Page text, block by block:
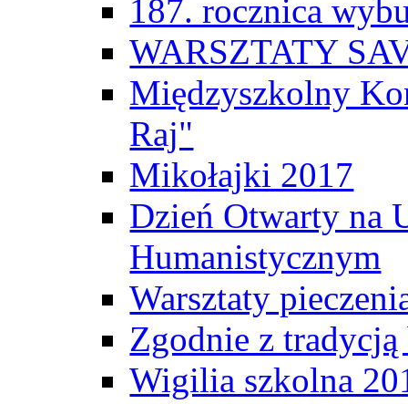
187. rocznica
WARSZTATY
Międzyszkolny
Raj"
Mikołajki 2017
Dzień Otwarty na
Humanistycznym
Warsztaty
Zgodnie z
Wigilia szkolna